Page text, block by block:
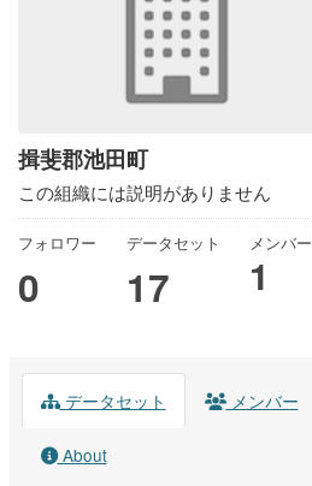
揖斐郡池田町
この組織には説明がありません
フォロワー
0
データセット
17
メンバー
1
データセット メンバー
About